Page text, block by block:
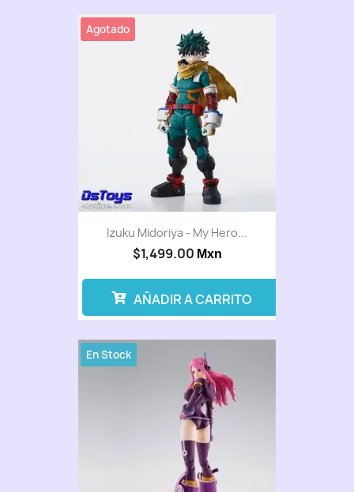
Izuku Midoriya - My Hero...
$1,499.00 Mxn
Agotado
AÑADIR A CARRITO
En Stock